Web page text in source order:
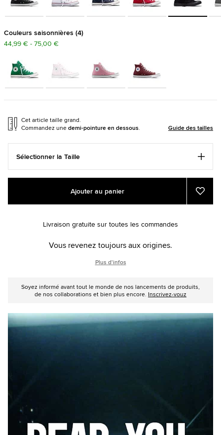
Couleurs saisonnières 4
44,99 € - 75,00 €
Cet article taille grand.
Commandez unedemi-pointure en dessous. Guide des tailles
Sélectionner la Taille
Add
cart
Product
Ajouter au panier
aux
Livraison gratuite sur toutes les commandes
Vous revenez toujours aux origines.
Plus d'infos
Soyez informé avant tout le monde de nos lancements de produits,
de nos collaborations et bien plus encore. Inscrivez-vouz